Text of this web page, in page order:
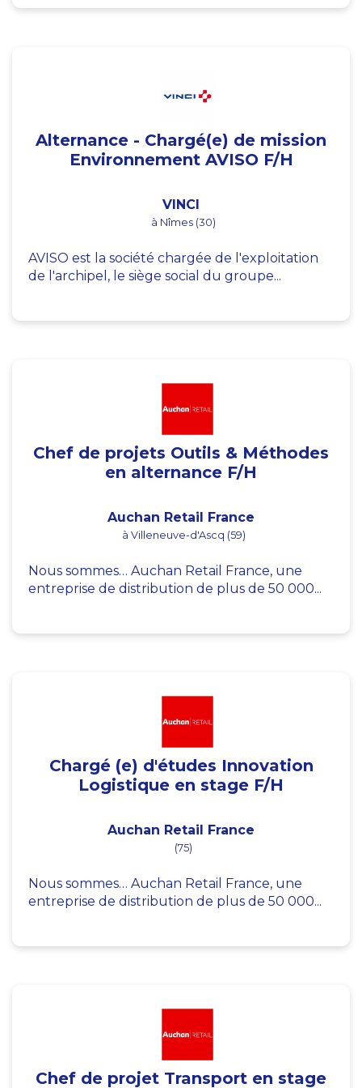
Alternance - Chargé(e) de mission
Environnement AVISO F/H
VINCI
à Nîmes (30)
AVISO est la société chargée de l'exploitation
de l'archipel, le siège social du groupe...
Chef de projets Outils & Méthodes
en alternance F/H
Auchan Retail France
à Villeneuve-d'Ascq (59)
Nous sommes… Auchan Retail France, une
entreprise de distribution de plus de 50 000...
Chargé (e) d'études Innovation
Logistique en stage F/H
Auchan Retail France
(75)
Nous sommes… Auchan Retail France, une
entreprise de distribution de plus de 50 000...
Chef de projet Transport en stage